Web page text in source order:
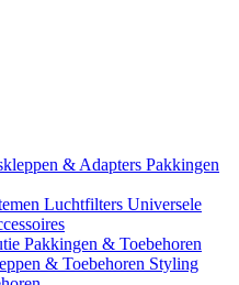
& Adapters Pakkingen
Luchtfilters Universele
Pakkingen & Toebehoren
& Toebehoren Styling